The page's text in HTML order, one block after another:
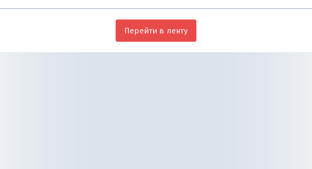
Перейти в ленту